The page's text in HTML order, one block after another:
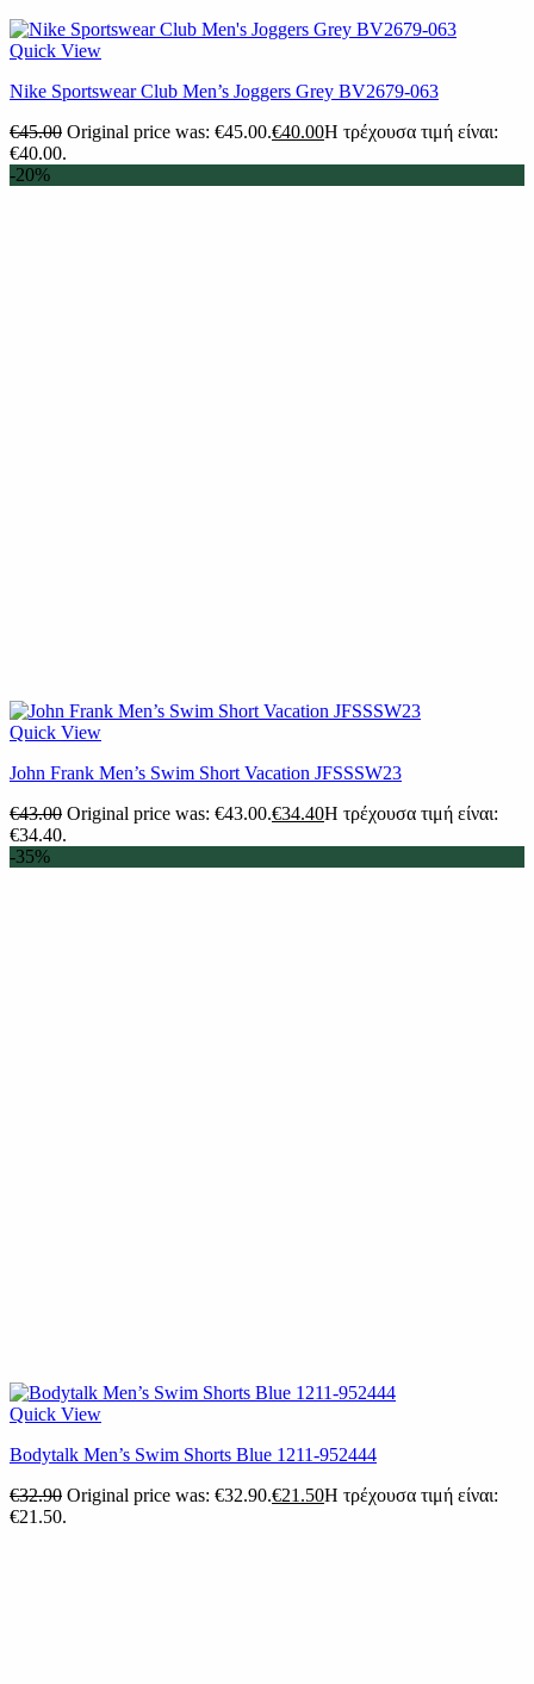
Quick View
Nike Sportswear Club Men’s Joggers Grey BV2679-063
€45.00 Original price was: €45.00.€40.00Η τρέχουσα τιμή είναι:
€40.00.
-20%
Quick View
John Frank Men’s Swim Short Vacation JFSSSW23
€43.00 Original price was: €43.00.€34.40Η τρέχουσα τιμή είναι:
€34.40.
-35%
Quick View
Bodytalk Men’s Swim Shorts Blue 1211-952444
€32.90 Original price was: €32.90.€21.50Η τρέχουσα τιμή είναι:
€21.50.